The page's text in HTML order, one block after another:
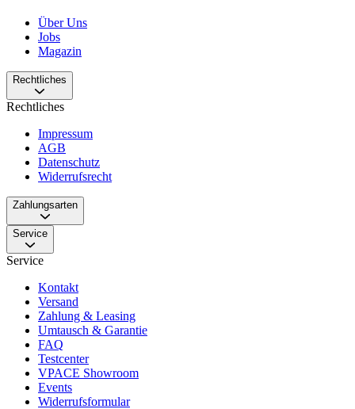
Über Uns
Jobs
Magazin
Rechtliches
Rechtliches
Impressum
AGB
Datenschutz
Widerrufsrecht
Zahlungsarten
Service
Service
Kontakt
Versand
Zahlung & Leasing
Umtausch & Garantie
FAQ
Testcenter
VPACE Showroom
Events
Widerrufsformular